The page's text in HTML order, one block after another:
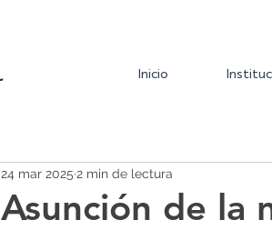
Inicio
Asunción de la
24 mar 2025 2 min de lectura